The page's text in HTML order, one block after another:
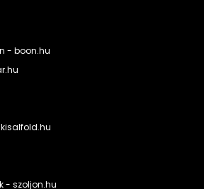
- boon.hu
- szoljon.hu